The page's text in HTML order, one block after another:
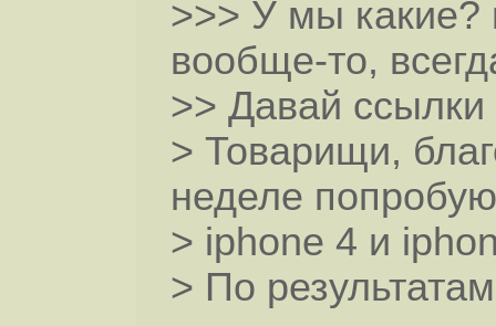
>>> У мы какие?
вообще-то,
>> Давай
> Товарищи,
неделе
> iphone 4 и
> По